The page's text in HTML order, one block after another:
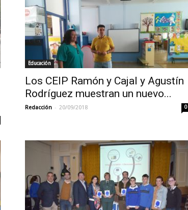
Educación
Los CEIP Ramón y Cajal y Agustín
Rodríguez muestran un nuevo...
Redacción - 20/09/2018 0